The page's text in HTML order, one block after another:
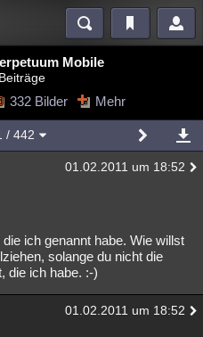
Videos
Mystery Kriminalfälle
Esoterik Literatur
Mobile
332 Bilder Mehr
/ 442
01.02.2011 um 18:52
ich genannt habe. Wie willst
solange du nicht die
die ich habe. :-)
01.02.2011 um 18:52